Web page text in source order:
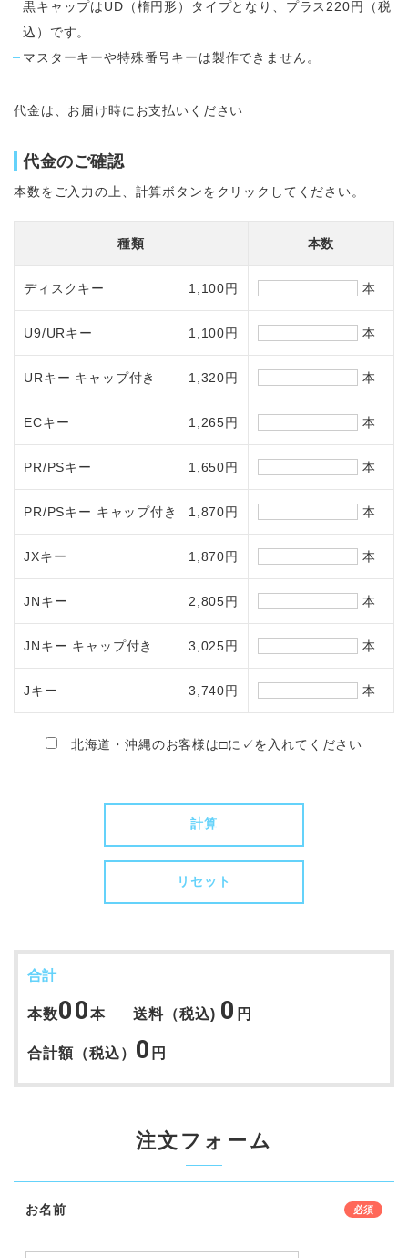
黒キャップはUD（楕円形）タイプとなり、プラス220円（税
込）です。
マスターキーや特殊番号キーは製作できません。
代金は、お届け時にお支払いください
代金のご確認
本数をご入力の上、計算ボタンをクリックしてください。
種類 本数
ディスクキー 1,100円 本
U9/URキー 1,100円 本
URキー キャップ付き 1,320円 本
ECキー 1,265円 本
PR/PSキー 1,650円 本
PR/PSキー キャップ付き 1,870円 本
JXキー 1,870円 本
JNキー 2,805円 本
JNキー キャップ付き 3,025円 本
Jキー 3,740円 本
北海道・沖縄のお客様は□に✓を入れてください
計算
リセット
合計
本数00本 送料（税込) 0 円
合計額（税込） 0 円
注文フォーム
お名前